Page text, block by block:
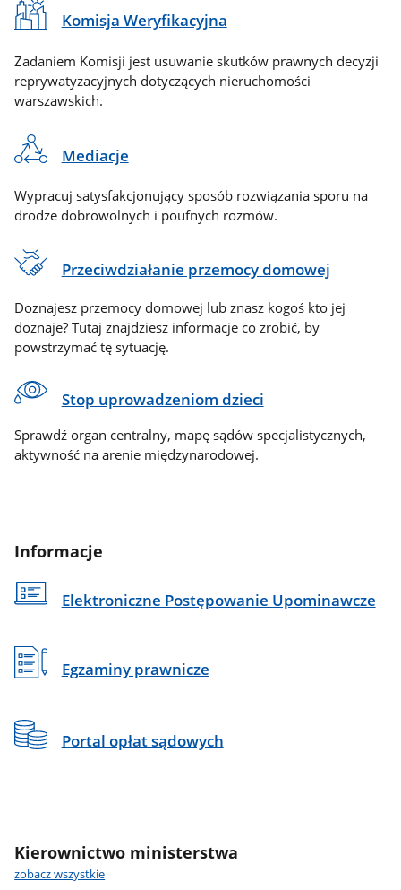
Komisja Weryfikacyjna
Zadaniem Komisji jest usuwanie skutków prawnych decyzji
reprywatyzacyjnych dotyczących nieruchomości
warszawskich.
Mediacje
Wypracuj satysfakcjonujący sposób rozwiązania sporu na
drodze dobrowolnych i poufnych rozmów.
Przeciwdziałanie przemocy domowej
Doznajesz przemocy domowej lub znasz kogoś kto jej
doznaje? Tutaj znajdziesz informacje co zrobić, by
powstrzymać tę sytuację.
Stop uprowadzeniom dzieci
Sprawdź organ centralny, mapę sądów specjalistycznych,
aktywność na arenie międzynarodowej.
Informacje
Elektroniczne Postępowanie Upominawcze
Egzaminy prawnicze
Portal opłat sądowych
Kierownictwo ministerstwa
zobacz wszystkie